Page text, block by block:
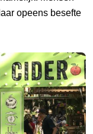
opeens besefte